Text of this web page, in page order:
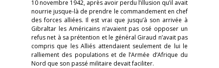
10 novembre 1942, après avoir perdu l’illusion qu’il avait
nourrie jusque-là de prendre le commandement en chef
des forces alliées. Il est vrai que jusqu’à son arrivée à
Gibraltar les Américains n’avaient pas osé opposer un
refus net à sa prétention et le général Giraud n’avait pas
compris que les Alliés attendaient seulement de lui le
ralliement des populations et de l’Armée d’Afrique du
Nord que son passé militaire devait faciliter.